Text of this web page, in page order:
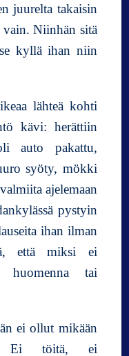
juurelta takaisin
Niinhän sitä
kyllä ihan niin
lähteä kohti
kävi: herättiin
auto pakattu,
syöty, mökki
ajelemaan
pystyin
ihan ilman
että miksi ei
huomenna tai
ei ollut mikään
Ei töitä, ei